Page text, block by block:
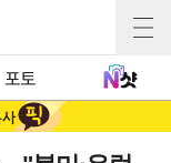
포토